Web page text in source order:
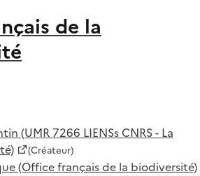
de la
(UMR 7266 LIENSs CNRS - La
(Créateur)
(Office français de la biodiversité)